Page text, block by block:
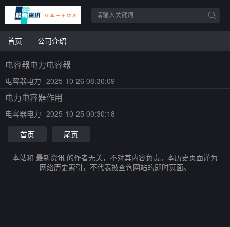
首页 公司介绍
电容器电力电容器
电容器电力 2025-10-26 08:30:09
电力电容器作用
电容器电力 2025-10-25 00:30:18
首页
尾页
本站和 最新资讯 的作者无关，不对其内容负责。本历史页面谨为
网络历史索引，不代表被查询网站的即时页面。